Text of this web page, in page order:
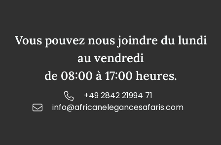
Vous pouvez nous joindre du lundi
au vendredi
de 08:00 à 17:00 heures.
+49 2842 21994 71
info@africanelegancesafaris.com